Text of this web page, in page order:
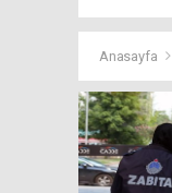
Anasayfa